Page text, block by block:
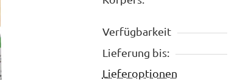
5
Verfügbarkeit
Lieferung bis:
Lieferoptionen